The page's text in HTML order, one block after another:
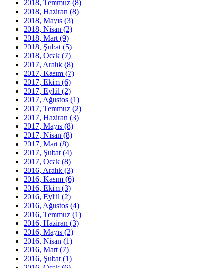
2018, Temmuz (8)
2018, Haziran (8)
2018, Mayıs (3)
2018, Nisan (2)
2018, Mart (9)
2018, Şubat (5)
2018, Ocak (7)
2017, Aralık (8)
2017, Kasım (7)
2017, Ekim (6)
2017, Eylül (2)
2017, Ağustos (1)
2017, Temmuz (2)
2017, Haziran (3)
2017, Mayıs (8)
2017, Nisan (8)
2017, Mart (8)
2017, Şubat (4)
2017, Ocak (8)
2016, Aralık (3)
2016, Kasım (6)
2016, Ekim (3)
2016, Eylül (2)
2016, Ağustos (4)
2016, Temmuz (1)
2016, Haziran (3)
2016, Mayıs (2)
2016, Nisan (1)
2016, Mart (7)
2016, Şubat (1)